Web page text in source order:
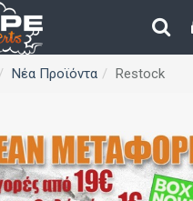
Νέα Προϊόντα Restock